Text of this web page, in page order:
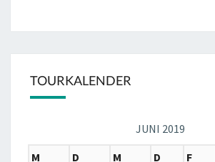
TOURKALENDER
JUNI 2019
M
D M D F